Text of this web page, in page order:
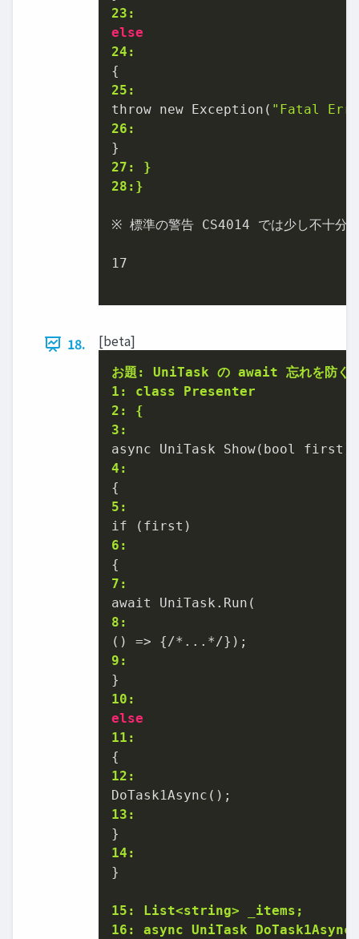
23:
else
24:
25:
throw new Exception( "Fatal
26:
27: }
28:}
※ 標準の警告 CS4014 では少し不十分
17
18. [beta]
お題: UniTask の await 忘れを防ぐ
1: class Presenter
2: {
3:
4:
5:
6:
7:
8:
9:
10:
else
11:
12:
13:
14:
}
15: List<string> _items;
16: async UniTask